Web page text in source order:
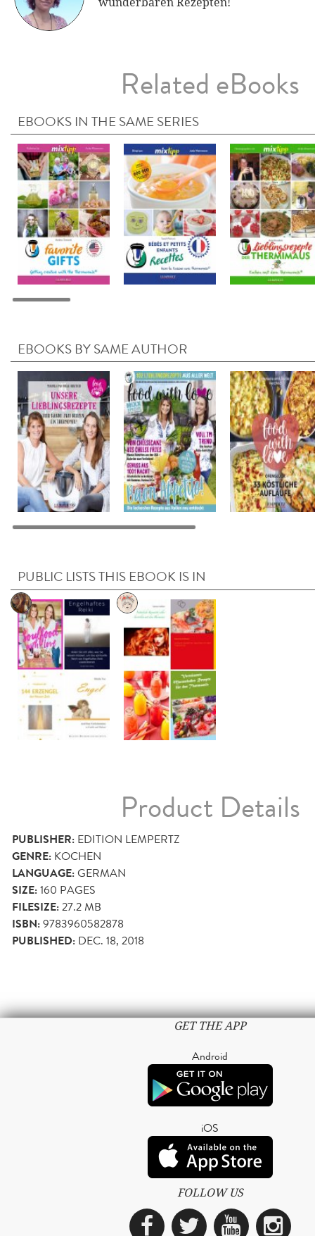
Related eBooks
EBOOKS IN THE SAME SERIES
EBOOKS BY SAME AUTHOR
PUBLIC LISTS THIS EBOOK IS IN
Product Details
PUBLISHER: EDITION LEMPERTZ
GENRE: KOCHEN
LANGUAGE:GERMAN
SIZE:160 PAGES
FILESIZE:27.2 MB
ISBN:9783960582878
PUBLISHED: DEC. 18, 2018
GET THE APP
Android
iOS
FOLLOW US
Facebook
Twitter